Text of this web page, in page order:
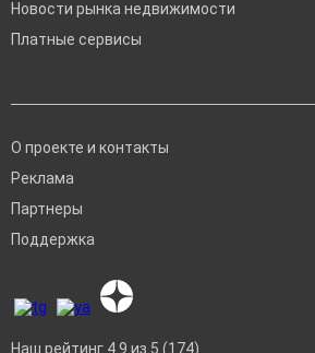
Новости рынка недвижимости
Платные сервисы
О проекте и контакты
Реклама
Партнеры
Поддержка
Наш рейтинг 4.9 из 5 (174)